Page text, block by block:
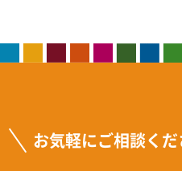
お気軽にご相談く